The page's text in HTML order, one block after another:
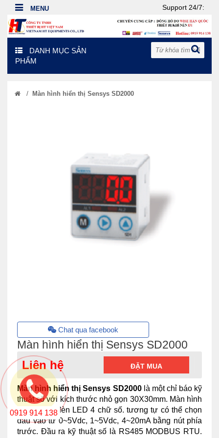
Support 24/7:
DANH MỤC SẢN
PHẨM
/ Màn hình hiển thị Sensys SD2000
Chat qua facebook
Màn hình hiển thị Sensys SD2000
Liên hệ ĐẶT MUA
Màn hình hiển thị Sensys SD2000là một chỉ báo kỹ
thuật số với kích thước nhỏ gọn 30X30mm. Màn hình
hiển thị có đèn LED 4 chữ số. tương tự có thể chọn
đầu vào từ 0~5Vdc, 1~5Vdc, 4~20mA bằng nút phía
trước. Đầu ra kỹ thuật số là RS485 MODBUS RTU.
0919 914 138